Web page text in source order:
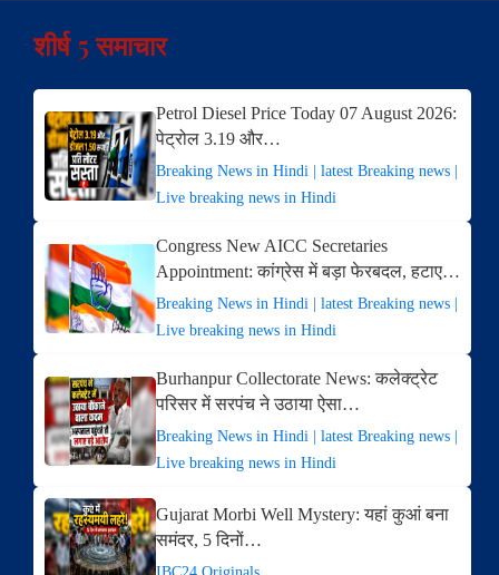
शीर्ष 5 समाचार
Petrol Diesel Price Today 07 August 2026:
पेट्रोल 3.19 और…
Breaking News in Hindi | latest Breaking news |
Live breaking news in Hindi
Congress New AICC Secretaries
Appointment: कांग्रेस में बड़ा फेरबदल, हटाए…
Breaking News in Hindi | latest Breaking news |
Live breaking news in Hindi
Burhanpur Collectorate News: कलेक्ट्रेट
परिसर में सरपंच ने उठाया ऐसा…
Breaking News in Hindi | latest Breaking news |
Live breaking news in Hindi
Gujarat Morbi Well Mystery: यहां कुआं बना
समंदर, 5 दिनों…